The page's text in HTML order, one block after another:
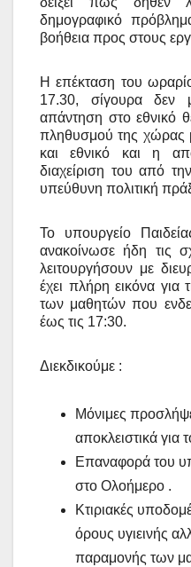
δημογραφικό
βοήθεια προς στους
Η επέκταση του
17.30, σίγουρα δεν
απάντηση στο εθνικό
πληθυσμού της χώρας
και εθνικό και η
διαχείριση του από
υπεύθυνη πολιτική
Το υπουργείο
ανακοίνωσε ήδη τις
λειτουργήσουν με
έχει πλήρη εικόνα για
των μαθητών που
έως τις 17:30.
Διεκδικούμε :
Μόνιμες
αποκλειστικά για
Επαναφορά του
στο Ολοήμερο .
Κτιριακές
όρους υγιεινής
παραμονής των